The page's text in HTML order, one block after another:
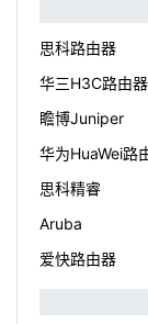
思科路由器
华三H3C路由器
瞻博Juniper
华为HuaWei路
思科精睿
Aruba
爱快路由器